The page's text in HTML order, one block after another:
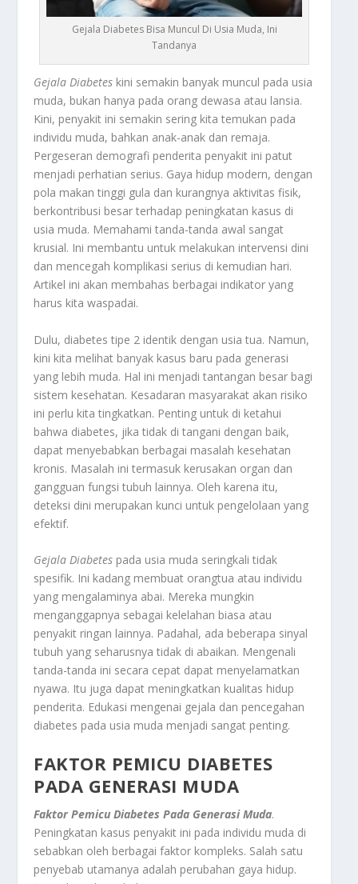
Gejala Diabetes Bisa Muncul Di Usia Muda, Ini
Tandanya
Gejala Diabetes kini semakin banyak muncul pada usia
muda, bukan hanya pada orang dewasa atau lansia.
Kini, penyakit ini semakin sering kita temukan pada
individu muda, bahkan anak-anak dan remaja.
Pergeseran demografi penderita penyakit ini patut
menjadi perhatian serius. Gaya hidup modern, dengan
pola makan tinggi gula dan kurangnya aktivitas fisik,
berkontribusi besar terhadap peningkatan kasus di
usia muda. Memahami tanda-tanda awal sangat
krusial. Ini membantu untuk melakukan intervensi dini
dan mencegah komplikasi serius di kemudian hari.
Artikel ini akan membahas berbagai indikator yang
harus kita waspadai.
Dulu, diabetes tipe 2 identik dengan usia tua. Namun,
kini kita melihat banyak kasus baru pada generasi
yang lebih muda. Hal ini menjadi tantangan besar bagi
sistem kesehatan. Kesadaran masyarakat akan risiko
ini perlu kita tingkatkan. Penting untuk di ketahui
bahwa diabetes, jika tidak di tangani dengan baik,
dapat menyebabkan berbagai masalah kesehatan
kronis. Masalah ini termasuk kerusakan organ dan
gangguan fungsi tubuh lainnya. Oleh karena itu,
deteksi dini merupakan kunci untuk pengelolaan yang
efektif.
Gejala Diabetes pada usia muda seringkali tidak
spesifik. Ini kadang membuat orangtua atau individu
yang mengalaminya abai. Mereka mungkin
menganggapnya sebagai kelelahan biasa atau
penyakit ringan lainnya. Padahal, ada beberapa sinyal
tubuh yang seharusnya tidak di abaikan. Mengenali
tanda-tanda ini secara cepat dapat menyelamatkan
nyawa. Itu juga dapat meningkatkan kualitas hidup
penderita. Edukasi mengenai gejala dan pencegahan
diabetes pada usia muda menjadi sangat penting.
FAKTOR PEMICU DIABETES
PADA GENERASI MUDA
Faktor Pemicu Diabetes Pada Generasi Muda.
Peningkatan kasus penyakit ini pada individu muda di
sebabkan oleh berbagai faktor kompleks. Salah satu
penyebab utamanya adalah perubahan gaya hidup.